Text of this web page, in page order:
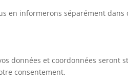
en informerons séparément
données et coordonnées seront
consentement.